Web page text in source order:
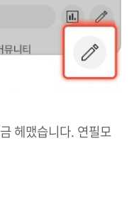
헤맸습니다. 연필모